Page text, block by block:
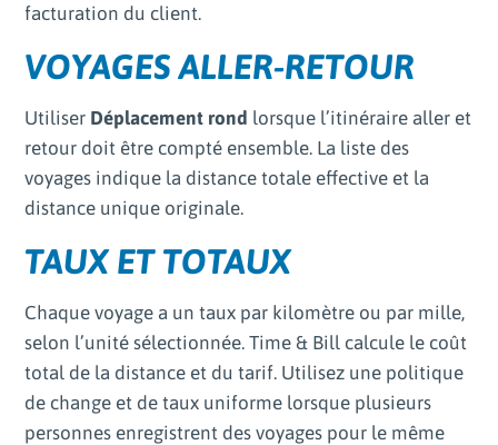
facturation du client.
VOYAGES ALLER-RETOUR
Utiliser Déplacement rond lorsque l’itinéraire aller et
retour doit être compté ensemble. La liste des
voyages indique la distance totale effective et la
distance unique originale.
TAUX ET TOTAUX
Chaque voyage a un taux par kilomètre ou par mille,
selon l’unité sélectionnée. Time & Bill calcule le coût
total de la distance et du tarif. Utilisez une politique
de change et de taux uniforme lorsque plusieurs
personnes enregistrent des voyages pour le même